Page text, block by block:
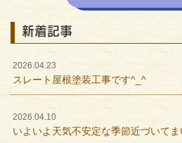
新着記事
2026.04.23
スレート屋根塗装工事です^_^
2026.04.10
いよいよ天気不安定な季節近づいてま